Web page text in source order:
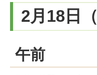
2月18日
午前